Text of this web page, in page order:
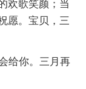
欢歌笑颜；当
愿。宝贝，三
给你。三月再